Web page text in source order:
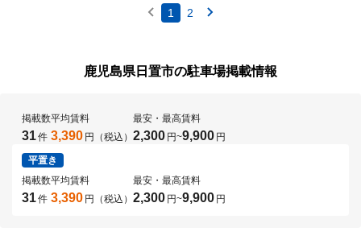
1 2
鹿児島県日置市の駐車場掲載情報
掲載数
31件
平均賃料
3,390 円（税込）
最安・最高賃料
2,300 円~9,900 円
平置き
掲載数
31件
平均賃料
3,390 円（税込）
最安・最高賃料
2,300 円~9,900 円